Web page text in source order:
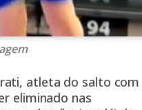
atleta do salto com
eliminado nas